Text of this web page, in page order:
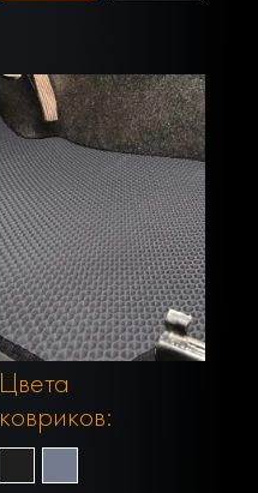
Цвета
ковриков: